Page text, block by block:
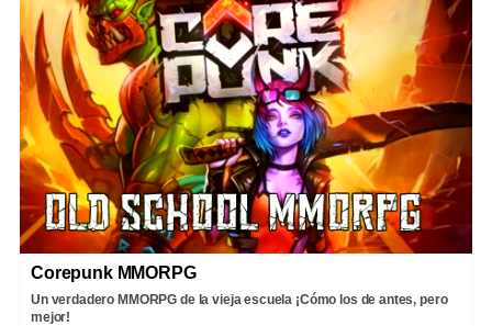
Corepunk MMORPG
Un verdadero MMORPG de la vieja escuela ¡Cómo los de antes, pero
mejor!